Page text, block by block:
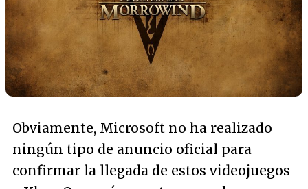
Obviamente, Microsoft no ha realizado
ningún tipo de anuncio oficial para
confirmar la llegada de estos videojuegos